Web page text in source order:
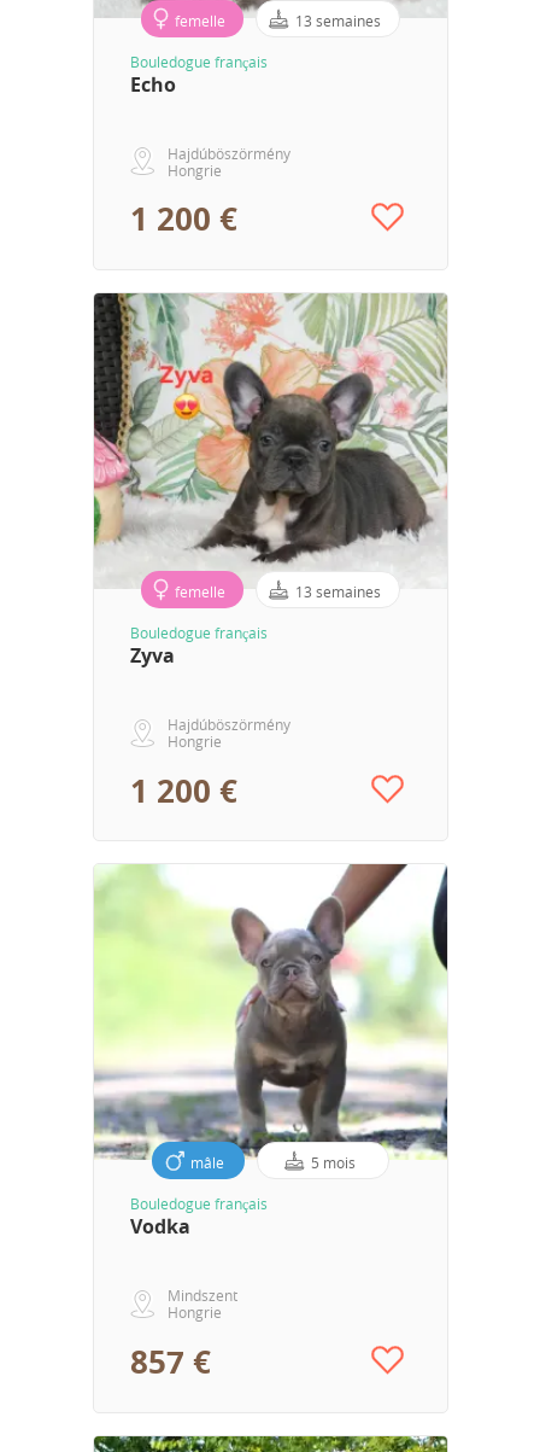
femelle 13 semaines
Bouledogue français
Echo
Hajdúböszörmény
Hongrie
1 200 €
femelle 13 semaines
Bouledogue français
Zyva
Hajdúböszörmény
Hongrie
1 200 €
mâle 5 mois
Bouledogue français
Vodka
Mindszent
Hongrie
857 €